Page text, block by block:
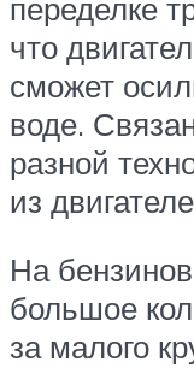
переделке
что
сможет
воде.
разной
из
На
большое
за малого